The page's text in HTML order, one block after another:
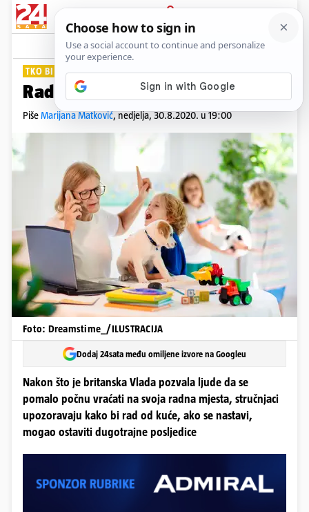
PRIJAVA
Lifestyle Komentari
TKO BI NA POSAO?
Rad od kuće ima dosta mana
PišeMarijana Matković,nedjelja, 30.8.2020. u 19:00
Foto: Dreamstime_/ILUSTRACIJA
Dodaj 24sata među omiljene izvore na Googleu
Nakon što je britanska Vlada pozvala ljude da se
pomalo počnu vraćati na svoja radna mjesta, stručnjaci
upozoravaju kako bi rad od kuće, ako se nastavi,
mogao ostaviti dugotrajne posljedice